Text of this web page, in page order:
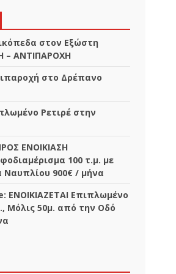
στον Εξώστη
– ΑΝΤΙΠΑΡΟΧΗ
στο Δρέπανο
Ρετιρέ στην
ΕΝΟΙΚΙΑΣΗ
100 τ.μ. με
Ναυπλίου 900€ / μήνα
ΕΝΟΙΚΙΑΖΕΤΑΙ Επιπλωμένο
Μόλις 50μ. από την Οδό